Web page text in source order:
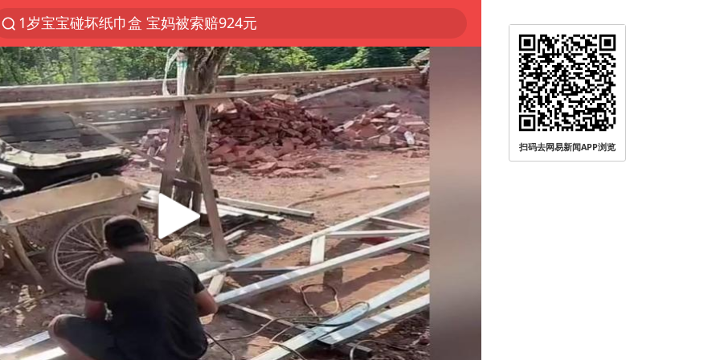
1岁宝宝碰坏纸巾盒 宝妈被索赔924元
以“新”破局 首发经济点亮城市消费活力
Meta被判支付5.67亿美元
台风白海豚逼近 暴雨大暴雨来袭
47岁妈妈突然产女 26岁女儿：很震惊
阿根廷足协发文力挺因凡蒂诺
中国稀土盘中涨停
A股开盘：民爆、CPO等概念走强
日本广岛民众举行游行反对政府行径
21楼高空抛物嫌疑人被拘留
男子杀人后逃进深山21年活得像野人
扫码去网易新闻APP浏览